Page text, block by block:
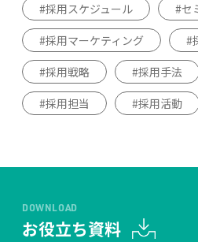
採用スケジュール
セ
採用マーケティング
採用戦略
採用手法
採用担当
採用活動
DOWNLOAD
お役立ち資料